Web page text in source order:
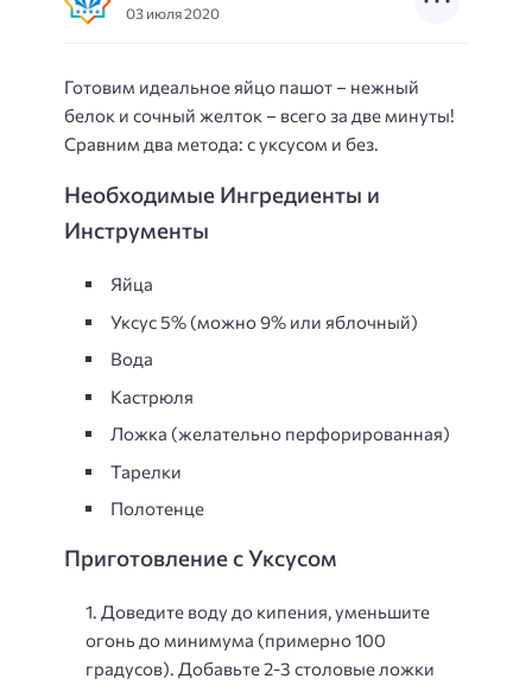
03 июля 2020
Готовим идеальное яйцо пашот – нежный
белок и сочный желток – всего за две минуты!
Сравним два метода: с уксусом и без.
Необходимые Ингредиенты и
Инструменты
Яйца
Уксус 5% (можно 9% или яблочный)
Вода
Кастрюля
Ложка (желательно перфорированная)
Тарелки
Полотенце
Приготовление с Уксусом
Доведите воду до кипения, уменьшите
огонь до минимума (примерно 100
градусов). Добавьте 2-3 столовые ложки